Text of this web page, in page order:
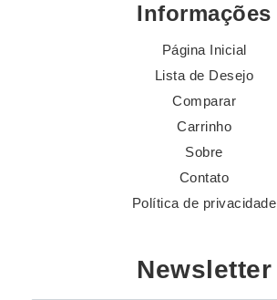
Informações
Página Inicial
Lista de Desejo
Comparar
Carrinho
Sobre
Contato
Política de privacidade
Newsletter